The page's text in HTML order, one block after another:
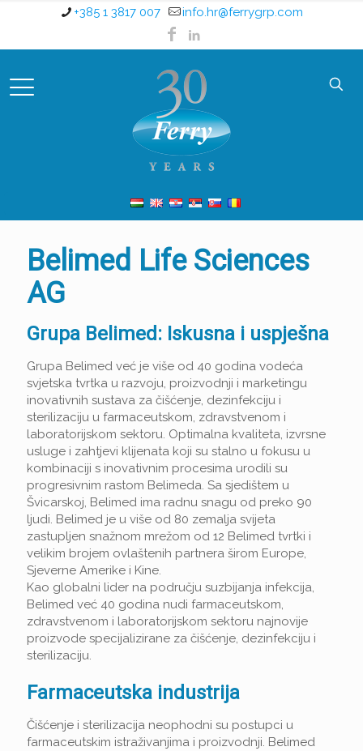
+385 1 3817 007 info.hr@ferrygrp.com
Belimed Life Sciences
AG
Grupa Belimed: Iskusna i uspješna
Grupa Belimed već je više od 40 godina vodeća
svjetska tvrtka u razvoju, proizvodnji i marketingu
inovativnih sustava za čišćenje, dezinfekciju i
sterilizaciju u farmaceutskom, zdravstvenom i
laboratorijskom sektoru. Optimalna kvaliteta, izvrsne
usluge i zahtjevi klijenata koji su stalno u fokusu u
kombinaciji s inovativnim procesima urodili su
progresivnim rastom Belimeda. Sa sjedištem u
Švicarskoj, Belimed ima radnu snagu od preko 90
ljudi. Belimed je u više od 80 zemalja svijeta
zastupljen snažnom mrežom od 12 Belimed tvrtki i
velikim brojem ovlaštenih partnera širom Europe,
Sjeverne Amerike i Kine.
Kao globalni lider na području suzbijanja infekcija,
Belimed već 40 godina nudi farmaceutskom,
zdravstvenom i laboratorijskom sektoru najnovije
proizvode specijalizirane za čišćenje, dezinfekciju i
sterilizaciju.
Farmaceutska industrija
Čišćenje i sterilizacija neophodni su postupci u
farmaceutskim istraživanjima i proizvodnji. Belimed